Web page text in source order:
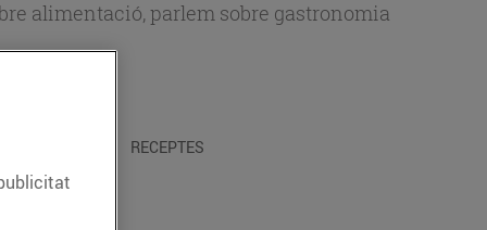
alimentació, parlem sobre gastronomia
RECEPTES